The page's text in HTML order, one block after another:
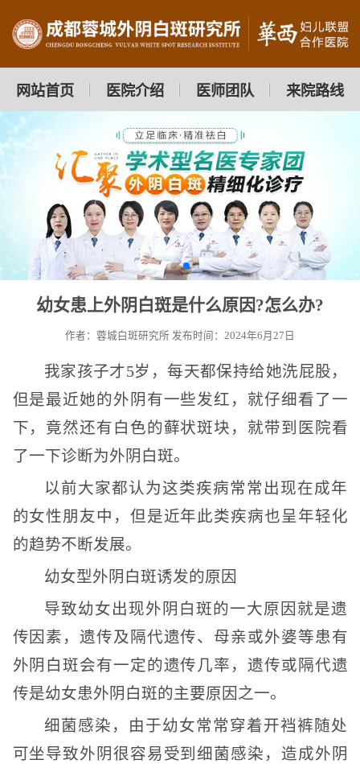
网站首页 医院介绍 医师团队 来院路线
幼女患上外阴白斑是什么原因?怎么办?
作者：蓉城白斑研究所 发布时间：2024年6月27日
我家孩子才5岁，每天都保持给她洗屁股，
但是最近她的外阴有一些发红，就仔细看了一
下，竟然还有白色的藓状斑块，就带到医院看
了一下诊断为外阴白斑。
以前大家都认为这类疾病常常出现在成年
的女性朋友中，但是近年此类疾病也呈年轻化
的趋势不断发展。
幼女型外阴白斑诱发的原因
导致幼女出现外阴白斑的一大原因就是遗
传因素，遗传及隔代遗传、母亲或外婆等患有
外阴白斑会有一定的遗传几率，遗传或隔代遗
传是幼女患外阴白斑的主要原因之一。
细菌感染，由于幼女常常穿着开裆裤随处
可坐导致外阴很容易受到细菌感染，造成外阴